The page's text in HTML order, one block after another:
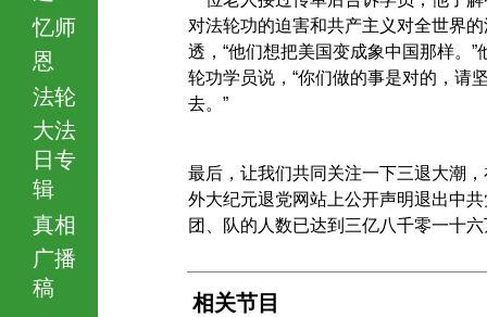
忆师
恩
法轮
大法
日专
辑
真相
广播
稿
对法轮功的迫害和共产主义对全世界的
透，“他们想把美国变成象中国那样。”
轮功学员说，“你们做的事是对的，请
去。”
最后，让我们共同关注一下三退大潮，
外大纪元退党网站上公开声明退出中共
团、队的人数已达到三亿八千零一十
相关节目